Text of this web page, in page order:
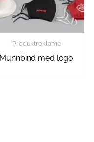
Produktreklame
Munnbind med logo